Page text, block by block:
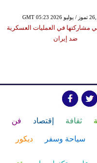
مشاركتها في العمليات العسكرية
ضد إيران
ثقافة إقتصاد فن
سياحة وسفر ديكور